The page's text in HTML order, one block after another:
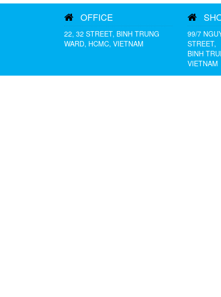
OFFICE
22, 32 STREET, BINH TRUNG
WARD, HCMC, VIETNAM
99/7
STREET,
BINH
VIETNAM